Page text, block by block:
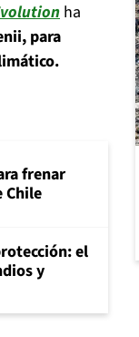
ha
para
frenar
Chile
el
y